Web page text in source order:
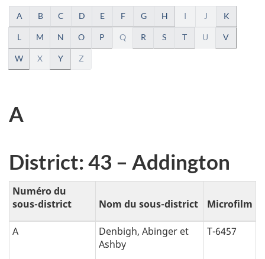
N
a
v
g
t
i
o
A B C D E F G H I J K
L M N O P Q R S T U V
W X Y Z
A
District: 43 – Addington
Numéro du
sous-district
Nom du sous-district Microfilm
A
Denbigh, Abinger et
Ashby
T-6457